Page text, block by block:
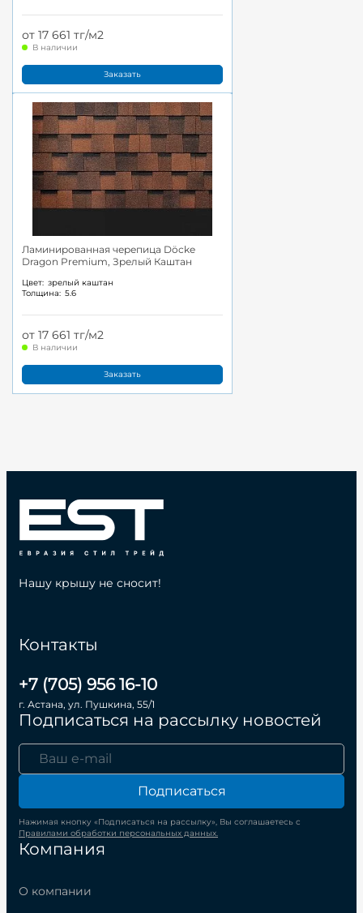
от 17 661 тг/м2
В наличии
Заказать
Ламинированная черепица Döcke
Dragon Premium, Зрелый Каштан
Цвет: зрелый каштан
Толщина: 5.6
от 17 661 тг/м2
В наличии
Заказать
Компания
О компании
Контакты
+7 (705) 956 16-10
г. Астана, ул. Пушкина, 55/1
Подписаться на рассылку новостей
Подписаться
Нажимая кнопку «Подписаться на рассылку», Вы соглашаетесь с
Правилами обработки персональных данных.
Нашу крышу не сносит!